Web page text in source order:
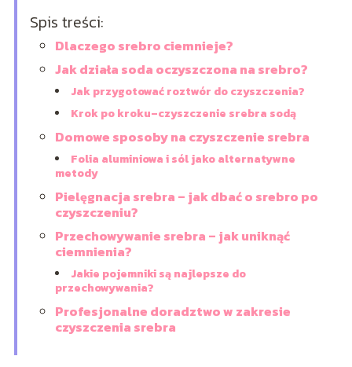
Spis treści:
Dlaczego srebro ciemnieje?
Jak działa soda oczyszczona na srebro?
Jak przygotować roztwór do czyszczenia?
Krok po kroku–czyszczenie srebra sodą
Domowe sposoby na czyszczenie srebra
Folia aluminiowa i sól jako alternatywne
metody
Pielęgnacja srebra – jak dbać o srebro po
czyszczeniu?
Przechowywanie srebra – jak uniknąć
ciemnienia?
Jakie pojemniki są najlepsze do
przechowywania?
Profesjonalne doradztwo w zakresie
czyszczenia srebra